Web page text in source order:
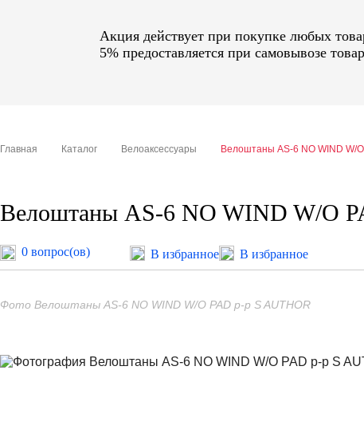
Акция действует при покупке любых
5% предоставляется при самовывозе
Главная Каталог Велоаксессуары Велоштаны AS-6 NO WIND W/
Велоштаны AS-6 NO WIND W/O
0 вопрос(ов) В избранное В избранное
Фото Велоштаны AS-6 NO WIND W/O PAD р-р S AUTHOR